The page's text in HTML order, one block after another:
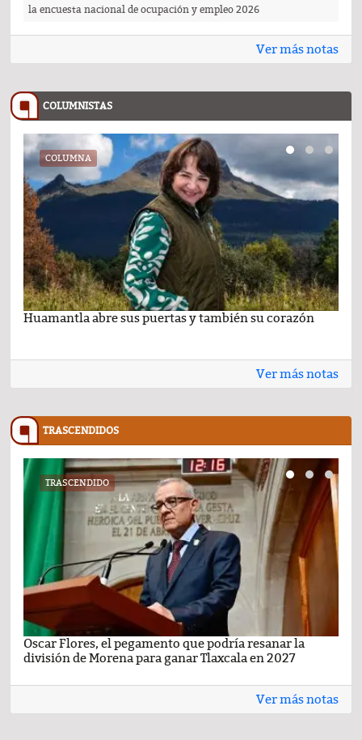
la encuesta nacional de ocupación y empleo 2026
Ver más notas
COLUMNISTAS
COLUMNA
Huamantla abre sus puertas y también su corazón
Ver más notas
TRASCENDIDOS
TRASCENDIDO
Oscar Flores, el pegamento que podría resanar la
división de Morena para ganar Tlaxcala en 2027
Ver más notas